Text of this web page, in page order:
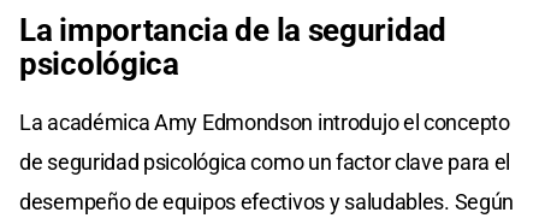
La importancia de la seguridad
psicológica
La académica Amy Edmondson introdujo el concepto
de seguridad psicológica como un factor clave para el
desempeño de equipos efectivos y saludables. Según